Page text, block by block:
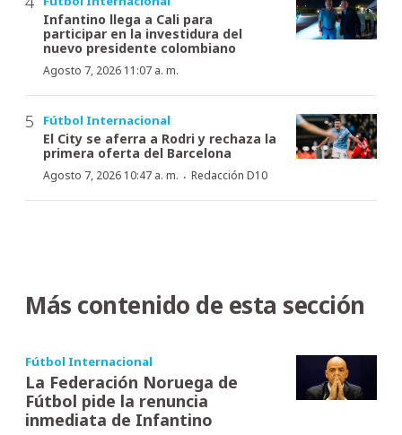
Infantino llega a Cali para
participar en la investidura del
nuevo presidente colombiano
Agosto 7, 2026 11:07 a. m.
Fútbol Internacional
El City se aferra a Rodri y rechaza la
primera oferta del Barcelona
Agosto 7, 2026 10:47 a. m. · Redacción D10
Más contenido de esta sección
Fútbol Internacional
La Federación Noruega de
Fútbol pide la renuncia
inmediata de Infantino